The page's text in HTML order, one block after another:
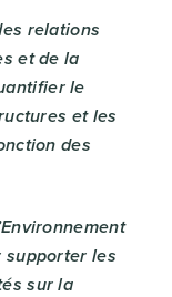
relations
et de la
le
et les
des
supporter les
sur la